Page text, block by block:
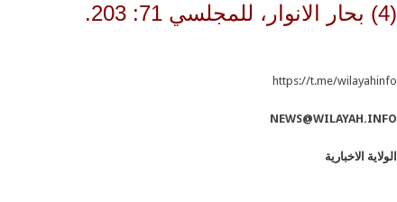
(4) بحار الانوار، للمجلسي 71: 203.
https://t.me/wilayahinfo
NEWS@WILAYAH.INFO
الولاية الاخبارية